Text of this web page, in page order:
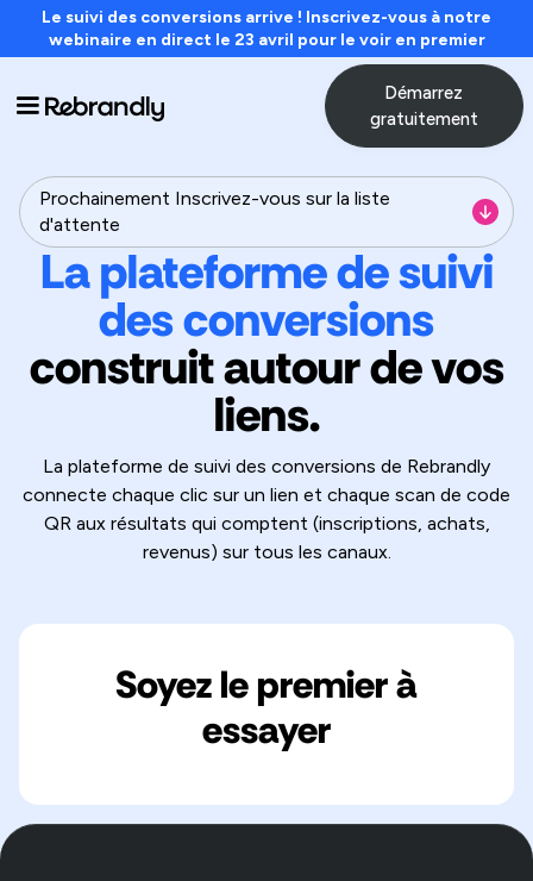
Le suivi des conversions arrive ! Inscrivez-vous à notre
webinaire en direct le 23 avril pour le voir en premier
Démarrez
gratuitement
Prochainement Inscrivez-vous sur la liste
d'attente
La plateforme de suivi
des conversions
construit autour de vos
liens.
La plateforme de suivi des conversions de Rebrandly
connecte chaque clic sur un lien et chaque scan de code
QR aux résultats qui comptent (inscriptions, achats,
revenus) sur tous les canaux.
Soyez le premier à
essayer